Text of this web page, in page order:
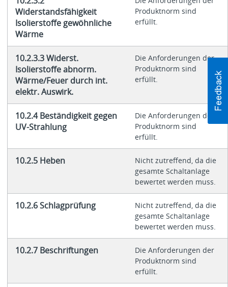
Widerstandsfähigkeit
Isolierstoffe gewöhnliche
Wärme
Produktnorm sind
erfüllt.
10.2.3.3 Widerst.
Isolierstoffe abnorm.
Wärme/Feuer durch int.
elektr. Auswirk.
Die Anforderungen der
Produktnorm sind
erfüllt.
10.2.4 Beständigkeit gegen
UV-Strahlung
Die Anforderungen der
Produktnorm sind
erfüllt.
10.2.5 Heben
Nicht zutreffend, da die
gesamte Schaltanlage
bewertet werden muss.
10.2.6 Schlagprüfung
Nicht zutreffend, da die
gesamte Schaltanlage
bewertet werden muss.
10.2.7 Beschriftungen
Die Anforderungen der
Produktnorm sind
erfüllt.